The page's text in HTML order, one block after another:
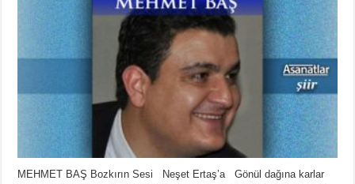
MEHMET BAŞ Bozkırın Sesi Neşet Ertaş’a Gönül dağına karlar